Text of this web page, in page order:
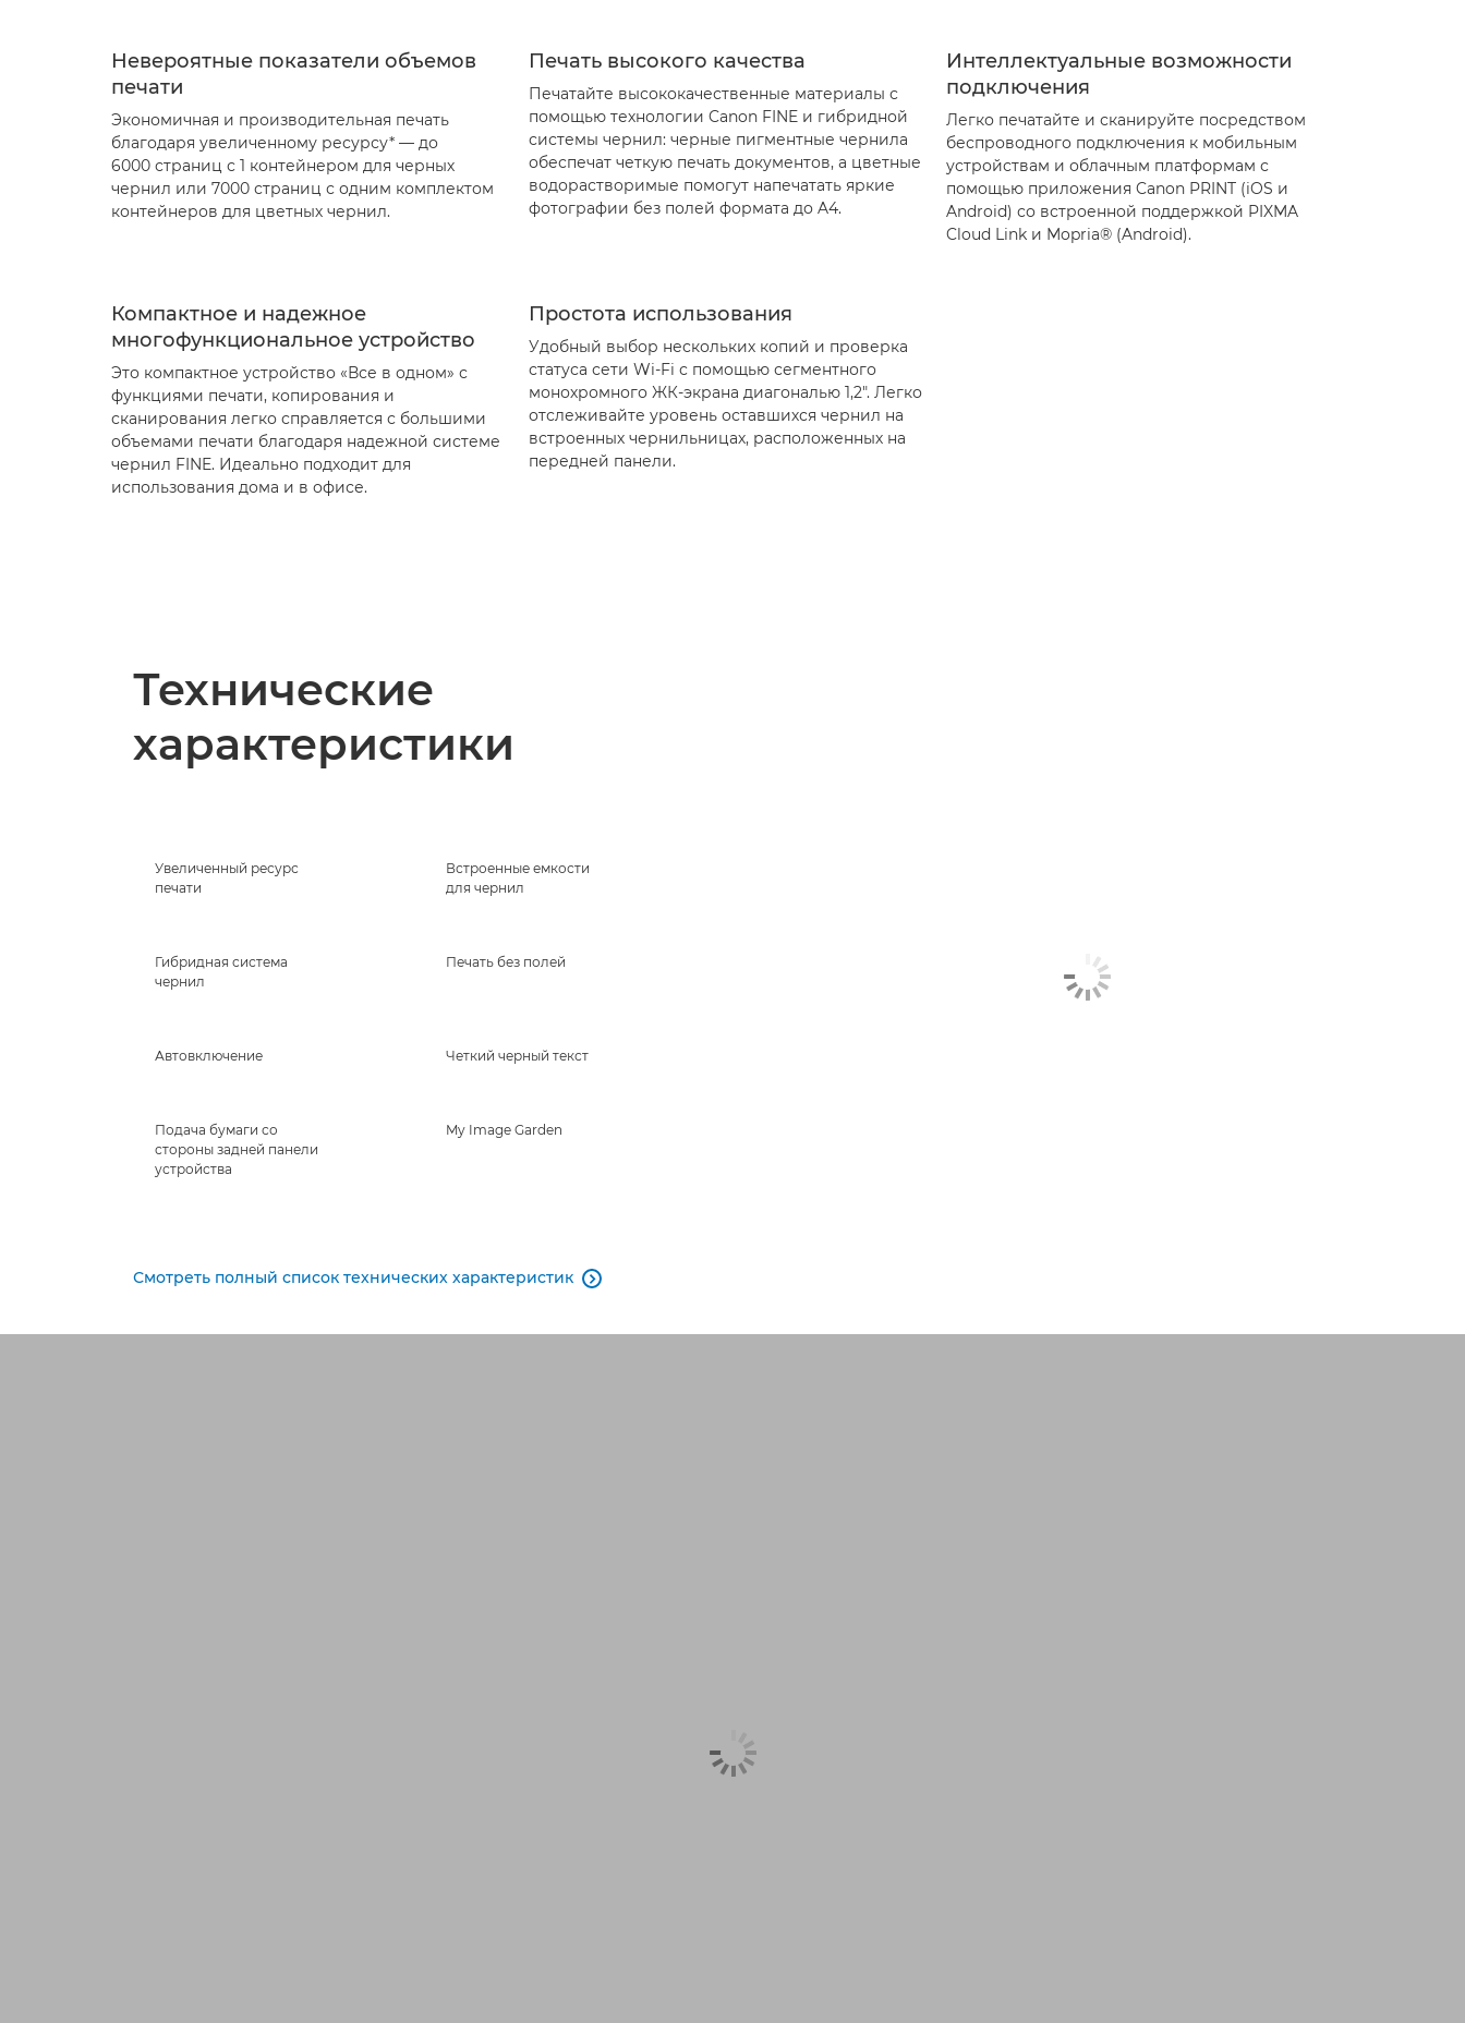
Невероятные показатели объемов
печати
Экономичная и производительная печать
благодаря увеличенному ресурсу* — до
6000 страниц с 1 контейнером для черных
чернил или 7000 страниц с одним комплектом
контейнеров для цветных чернил.
Печать высокого качества
Печатайте высококачественные материалы с
помощью технологии Canon FINE и гибридной
системы чернил: черные пигментные чернила
обеспечат четкую печать документов, а цветные
водорастворимые помогут напечатать яркие
фотографии без полей формата до A4.
Интеллектуальные возможности
подключения
Легко печатайте и сканируйте посредством
беспроводного подключения к мобильным
устройствам и облачным платформам с
помощью приложения Canon PRINT (iOS и
Android) со встроенной поддержкой PIXMA
Cloud Link и Mopria® (Android).
Компактное и надежное
многофункциональное устройство
Это компактное устройство «Все в одном» с
функциями печати, копирования и
сканирования легко справляется с большими
объемами печати благодаря надежной системе
чернил FINE. Идеально подходит для
использования дома и в офисе.
Простота использования
Удобный выбор нескольких копий и проверка
статуса сети Wi-Fi с помощью сегментного
монохромного ЖК-экрана диагональю 1,2". Легко
отслеживайте уровень оставшихся чернил на
встроенных чернильницах, расположенных на
передней панели.
Технические
характеристики
Увеличенный ресурс
печати
Встроенные емкости
для чернил
Гибридная система
чернил
Печать без полей
Автовключение Четкий черный текст
Подача бумаги со
стороны задней панели
устройства
My Image Garden
Смотреть полный список технических характеристик 